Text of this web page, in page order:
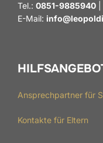
Tel.: 0851-9885940
E-Mail:
Ansprechpartner für
Kontakte für Eltern